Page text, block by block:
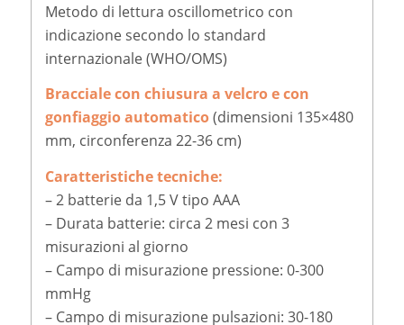
Metodo di lettura oscillometrico con
indicazione secondo lo standard
internazionale (WHO/OMS)
Bracciale con chiusura a velcro e con
gonfiaggio automatico(dimensioni 135×480
mm, circonferenza 22-36 cm)
Caratteristiche tecniche:
– 2 batterie da 1,5 V tipo AAA
– Durata batterie: circa 2 mesi con 3
misurazioni al giorno
– Campo di misurazione pressione: 0-300
mmHg
– Campo di misurazione pulsazioni: 30-180